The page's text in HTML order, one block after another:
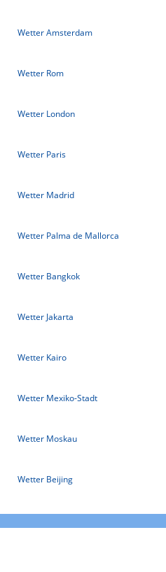
Wetter Amsterdam
Wetter Rom
Wetter London
Wetter Paris
Wetter Madrid
Wetter Palma de Mallorca
Wetter Bangkok
Wetter Jakarta
Wetter Kairo
Wetter Mexiko-Stadt
Wetter Moskau
Wetter Beijing